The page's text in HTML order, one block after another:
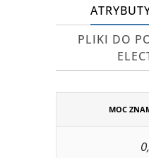
PLIKI DO
MOC